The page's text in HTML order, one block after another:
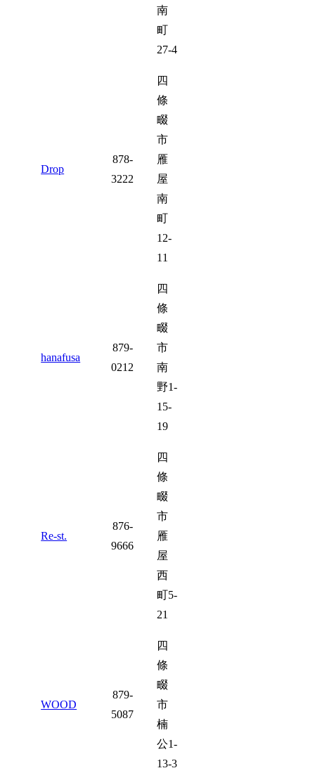
南
町
27-4
Drop
878-
3222
四
條
畷
市
雁
屋
南
町
12-
11
hanafusa
879-
0212
四
條
畷
市
南
野1-
15-
19
Re-st.
876-
9666
四
條
畷
市
雁
屋
西
町5-
21
WOOD
879-
5087
四
條
畷
市
楠
公1-
13-3